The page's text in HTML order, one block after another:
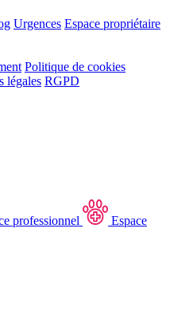
Urgences Espace propriétaire
Politique de cookies
légales RGPD
professionnel
Espace